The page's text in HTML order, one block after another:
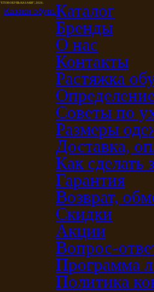
"ETOR ОБУВЬ КАЗАКИ", 2026.
Казаки обувьКаталог
Бренды
О нас
Контакты
Растяжка
Советы по
Размеры
Доставка,
Как сделать
Гарантия
Возврат,
Скидки
Акции
Вопрос-
Программа
Политика